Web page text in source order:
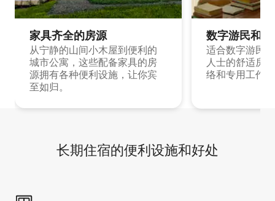
家具齐全的房源
从宁静的山间小木屋到便利的
城市公寓，这些配备家具的房
源拥有各种便利设施，让你宾
至如归。
数字游民和
适合数字游民
人士的舒适房
络和专用工作
长期住宿的便利设施和好处